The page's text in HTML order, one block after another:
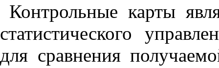
Контрольные карты
статистического
для сравнения